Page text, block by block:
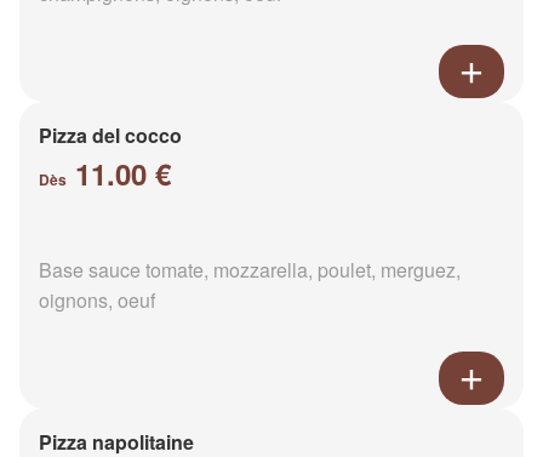
Pizza del cocco
Dès 11.00 €
Base sauce tomate, mozzarella, poulet, merguez,
oignons, oeuf
Pizza napolitaine